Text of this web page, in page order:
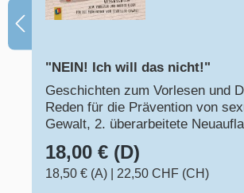
"NEIN! Ich will das nicht!"
Geschichten zum Vorlesen und
Reden für die Prävention von
Gewalt, 2. überarbeitete
18,00 € (D)
18,50 € (A)
22,50 CHF (CH)